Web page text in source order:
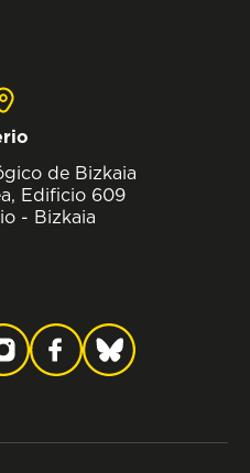
de Bizkaia
Edificio 609
- Bizkaia